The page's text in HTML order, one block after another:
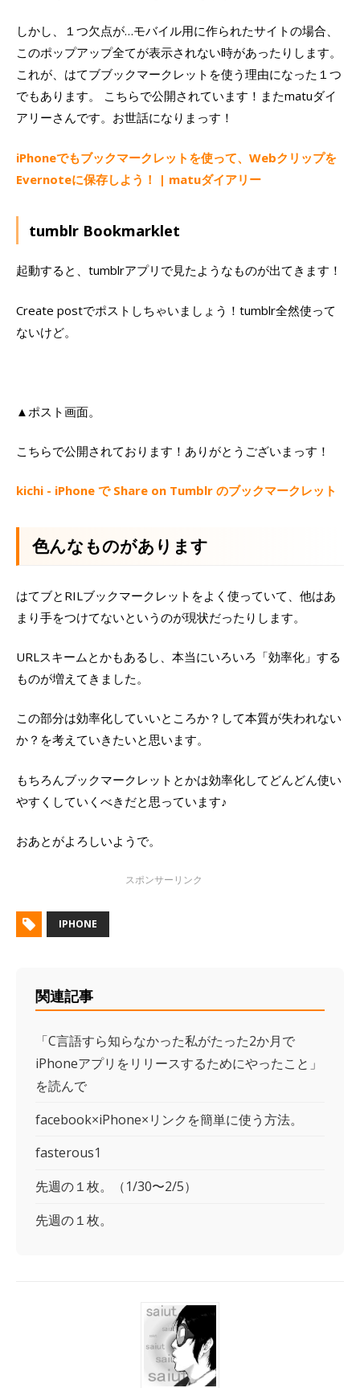
しかし、１つ欠点が…モバイル用に作られたサイトの場合、
このポップアップ全てが表示されない時があったりします。
これが、はてブブックマークレットを使う理由になった１つ
でもあります。 こちらで公開されています！またmatuダイ
アリーさんです。お世話になりまっす！
iPhoneでもブックマークレットを使って、Webクリップを
Evernoteに保存しよう！ | matuダイアリー
tumblr Bookmarklet
起動すると、tumblrアプリで見たようなものが出てきます！
Create postでポストしちゃいましょう！tumblr全然使って
ないけど。
▲ポスト画面。
こちらで公開されております！ありがとうございまっす！
kichi - iPhone で Share on Tumblr のブックマークレット
色んなものがあります
はてブとRILブックマークレットをよく使っていて、他はあ
まり手をつけてないというのが現状だったりします。
URLスキームとかもあるし、本当にいろいろ「効率化」する
ものが増えてきました。
この部分は効率化していいところか？して本質が失われない
か？を考えていきたいと思います。
もちろんブックマークレットとかは効率化してどんどん使い
やすくしていくべきだと思っています♪
おあとがよろしいようで。
IPHONE
関連記事
「C言語すら知らなかった私がたった2か月で
iPhoneアプリをリリースするためにやったこと」
を読んで
facebook×iPhone×リンクを簡単に使う方法。
fasterous1
先週の１枚。（1/30〜2/5）
先週の１枚。